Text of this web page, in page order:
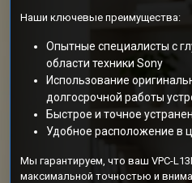
Наши ключевые преимущества:
Опытные специалисты с
области техники Sony
Использование
долгосрочной работы
Быстрое и точное
Удобное расположение в
Мы гарантируем, что ваш VPC-
максимальной точностью и